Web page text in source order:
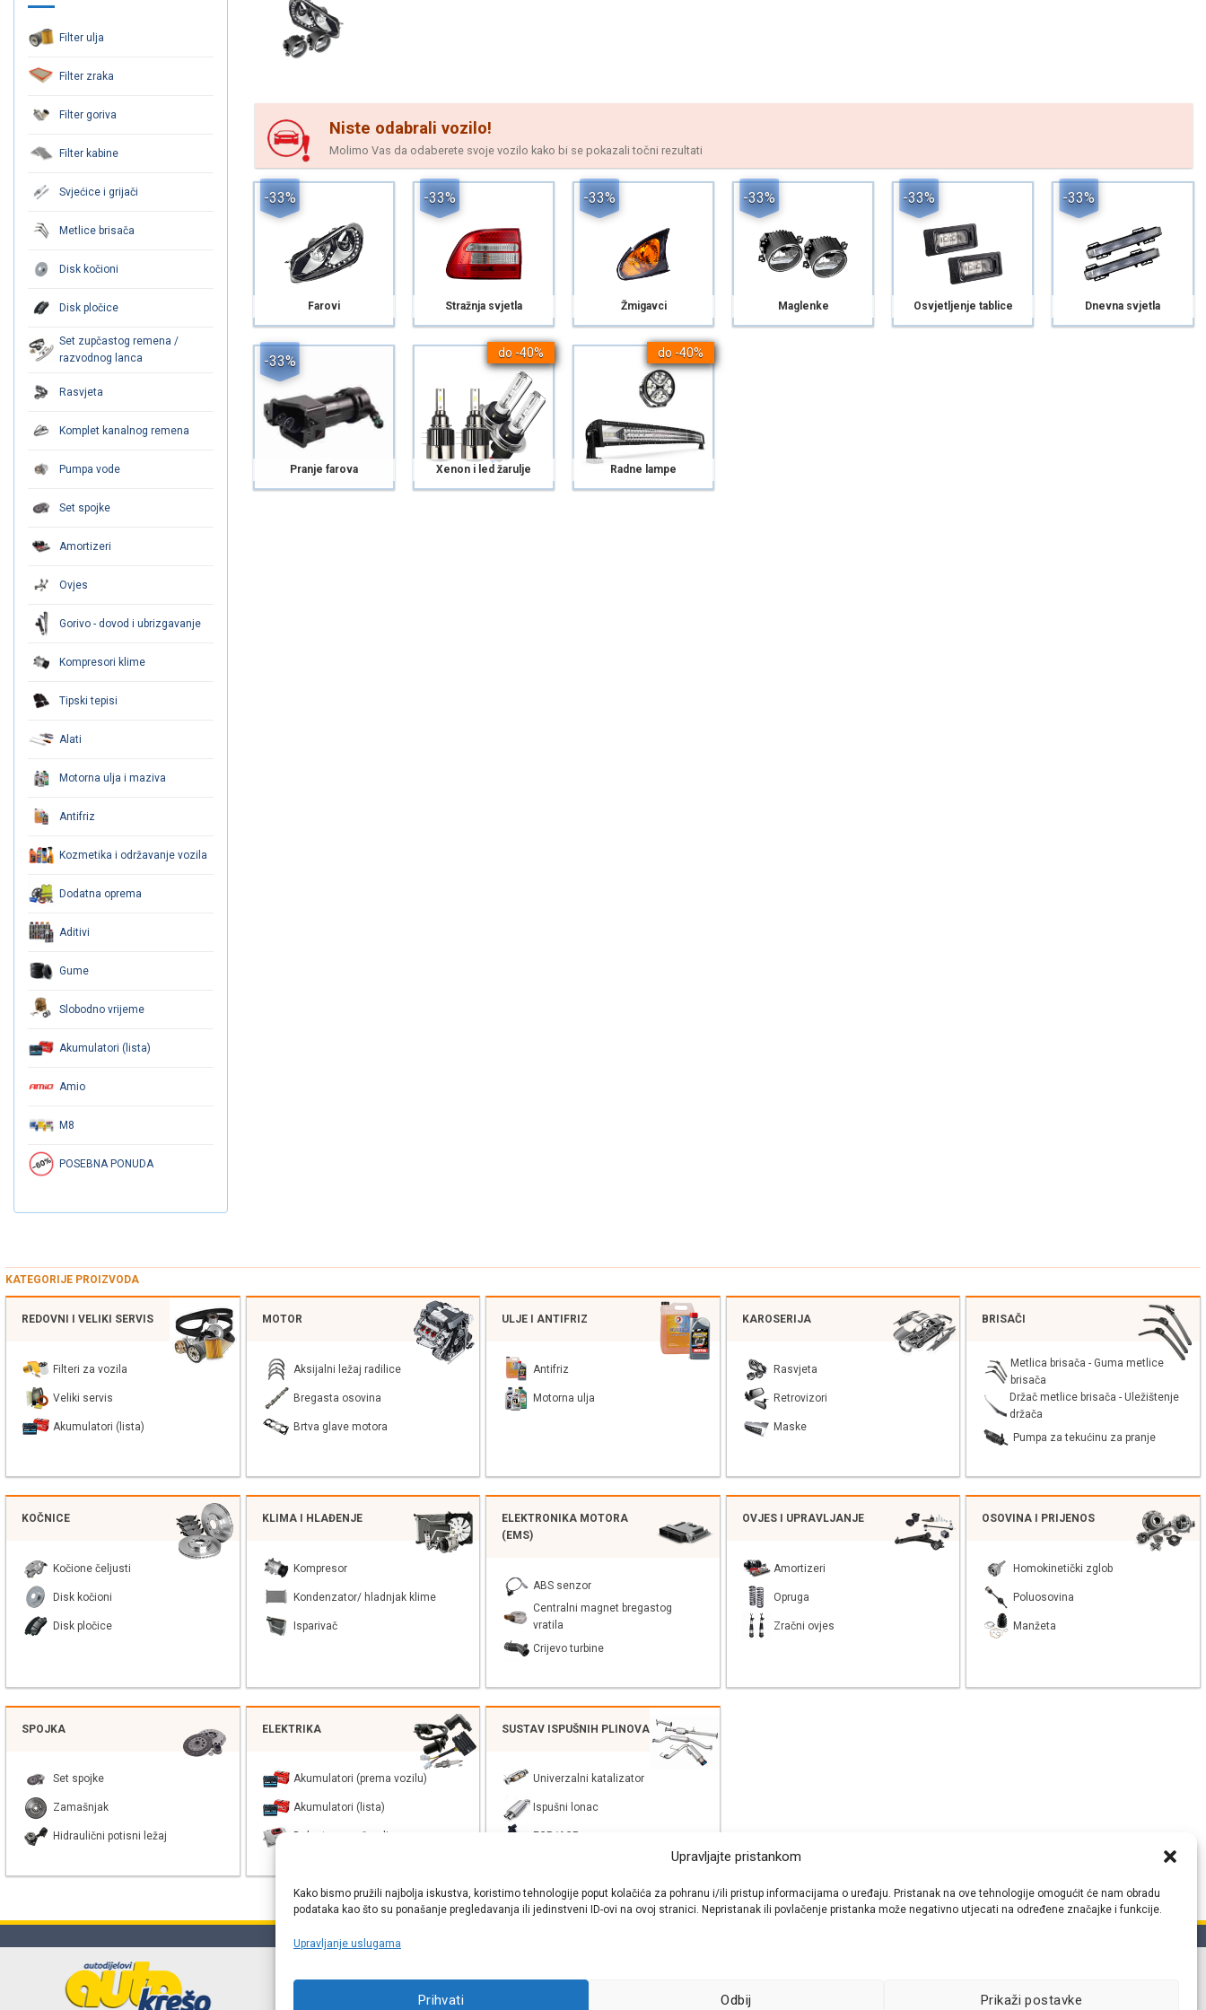
Upravljajte pristankom
Kako bismo pružili najbolja iskustva, koristimo tehnologije poput kolačića za pohranu i/ili pristup informacijama o uređaju. Pristanak na ove tehnologije omogućit će nam obradu
podataka kao što su ponašanje pregledavanja ili jedinstveni ID-ovi na ovoj stranici. Nepristanak ili povlačenje pristanka može negativno utjecati na određene značajke i funkcije.
Upravljanje uslugama
Prihvati Odbij Prikaži postavke
Filter ulja
Filter zraka
Filter goriva
Filter kabine
Svjećice i grijači
Metlice brisača
Disk kočioni
Disk pločice
Set zupčastog remena /
razvodnog lanca
Rasvjeta
Komplet kanalnog remena
Pumpa vode
Set spojke
Amortizeri
Ovjes
Gorivo - dovod i ubrizgavanje
Kompresori klime
Tipski tepisi
Alati
Motorna ulja i maziva
Antifriz
Kozmetika i održavanje vozila
Dodatna oprema
Aditivi
Gume
Slobodno vrijeme
Akumulatori (lista)
Amio
M8
POSEBNA PONUDA
Niste odabrali vozilo!
Molimo Vas da odaberete svoje vozilo kako bi se pokazali točni rezultati
Farovi
-33%
Stražnja svjetla
-33%
Žmigavci
-33%
Maglenke
-33%
Osvjetljenje tablice
-33%
Dnevna svjetla
-33%
Pranje farova
-33%
Xenon i led žarulje
do -40%
Radne lampe
do -40%
KATEGORIJE PROIZVODA
REDOVNI I VELIKI SERVIS
Filteri za vozila
Veliki servis
Akumulatori (lista)
MOTOR
Aksijalni ležaj radilice
Bregasta osovina
Brtva glave motora
ULJE I ANTIFRIZ
Antifriz
Motorna ulja
KAROSERIJA
Rasvjeta
Retrovizori
Maske
BRISAČI
Metlica brisača - Guma metlice
brisača
Držač metlice brisača - Uležištenje
držača
Pumpa za tekućinu za pranje
KOČNICE
Kočione čeljusti
Disk kočioni
Disk pločice
KLIMA I HLAĐENJE
Kompresor
Kondenzator/ hladnjak klime
Isparivač
ELEKTRONIKA MOTORA
(EMS)
ABS senzor
Centralni magnet bregastog
vratila
Crijevo turbine
OVJES I UPRAVLJANJE
Amortizeri
Opruga
Zračni ovjes
OSOVINA I PRIJENOS
Homokinetički zglob
Poluosovina
Manžeta
SPOJKA
Set spojke
Zamašnjak
Hidraulični potisni ležaj
ELEKTRIKA
Akumulatori (prema vozilu)
Akumulatori (lista)
Balast xenon žarulje
SUSTAV ISPUŠNIH PLINOVA
Univerzalni katalizator
Ispušni lonac
EGR/AGR
Online webshop autodijelova- Auto Krešo - preko 200 svjetski poznatih i priznatih
proizvođača rezervnih dijelova za sve vrste i tipove osobnih i lakih teretnih vozila.